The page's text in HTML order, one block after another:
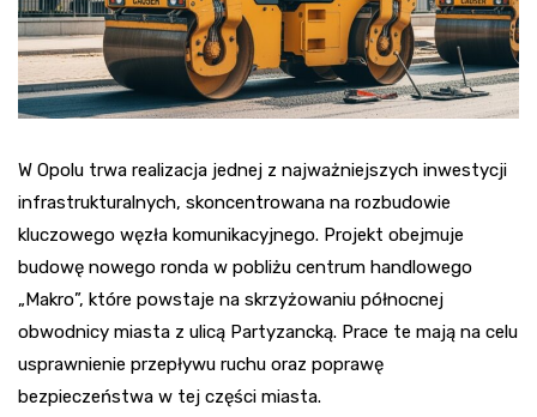
W Opolu trwa realizacja jednej z najważniejszych inwestycji
infrastrukturalnych, skoncentrowana na rozbudowie
kluczowego węzła komunikacyjnego. Projekt obejmuje
budowę nowego ronda w pobliżu centrum handlowego
„Makro”, które powstaje na skrzyżowaniu północnej
obwodnicy miasta z ulicą Partyzancką. Prace te mają na celu
usprawnienie przepływu ruchu oraz poprawę
bezpieczeństwa w tej części miasta.